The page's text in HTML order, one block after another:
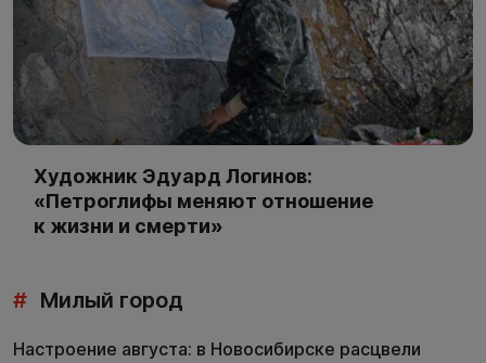
Художник Эдуард Логинов:
«Петроглифы меняют отношение
к жизни и смерти»
# Милый город
Настроение августа: в Новосибирске расцвели